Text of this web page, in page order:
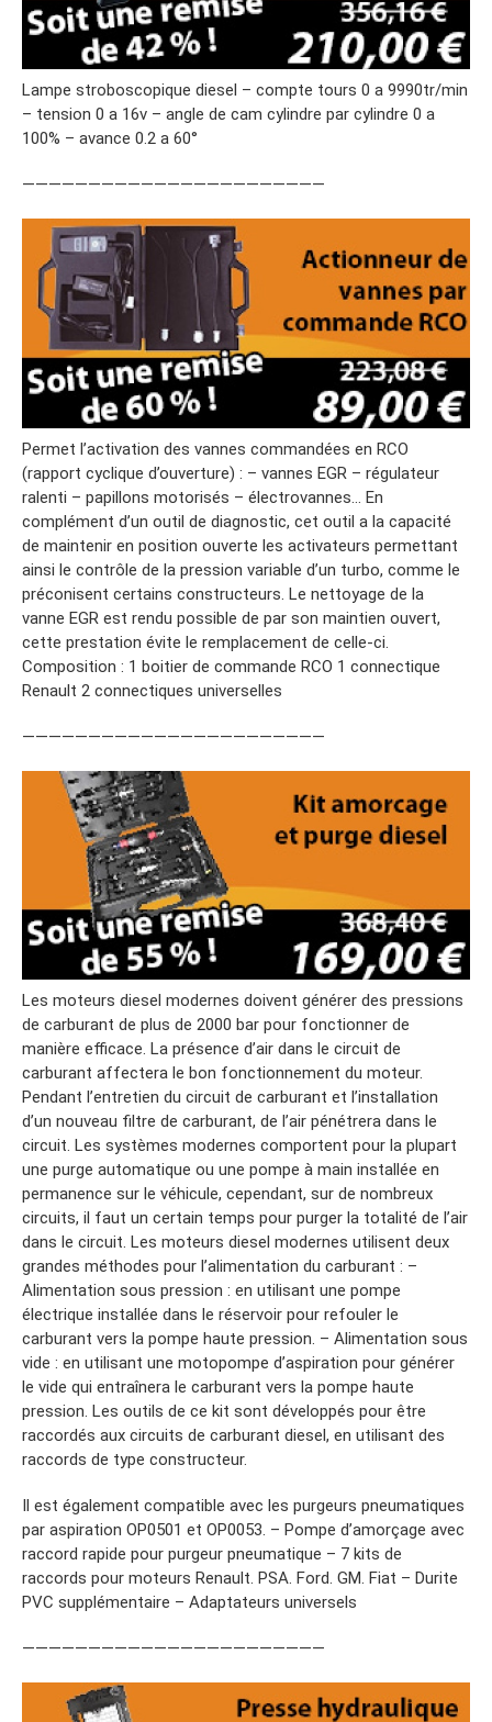
Lampe stroboscopique diesel – compte tours 0 a 9990tr/min
– tension 0 a 16v – angle de cam cylindre par cylindre 0 a
100% – avance 0.2 a 60°
———————————————————————
Permet l’activation des vannes commandées en RCO
(rapport cyclique d’ouverture) : – vannes EGR – régulateur
ralenti – papillons motorisés – électrovannes… En
complément d’un outil de diagnostic, cet outil a la capacité
de maintenir en position ouverte les activateurs permettant
ainsi le contrôle de la pression variable d’un turbo, comme le
préconisent certains constructeurs. Le nettoyage de la
vanne EGR est rendu possible de par son maintien ouvert,
cette prestation évite le remplacement de celle-ci.
Composition : 1 boitier de commande RCO 1 connectique
Renault 2 connectiques universelles
———————————————————————
Les moteurs diesel modernes doivent générer des pressions
de carburant de plus de 2000 bar pour fonctionner de
manière efficace. La présence d’air dans le circuit de
carburant affectera le bon fonctionnement du moteur.
Pendant l’entretien du circuit de carburant et l’installation
d’un nouveau filtre de carburant, de l’air pénétrera dans le
circuit. Les systèmes modernes comportent pour la plupart
une purge automatique ou une pompe à main installée en
permanence sur le véhicule, cependant, sur de nombreux
circuits, il faut un certain temps pour purger la totalité de l’air
dans le circuit. Les moteurs diesel modernes utilisent deux
grandes méthodes pour l’alimentation du carburant : –
Alimentation sous pression : en utilisant une pompe
électrique installée dans le réservoir pour refouler le
carburant vers la pompe haute pression. – Alimentation sous
vide : en utilisant une motopompe d’aspiration pour générer
le vide qui entraînera le carburant vers la pompe haute
pression. Les outils de ce kit sont développés pour être
raccordés aux circuits de carburant diesel, en utilisant des
raccords de type constructeur.
Il est également compatible avec les purgeurs pneumatiques
par aspiration OP0501 et OP0053. – Pompe d’amorçage avec
raccord rapide pour purgeur pneumatique – 7 kits de
raccords pour moteurs Renault. PSA. Ford. GM. Fiat – Durite
PVC supplémentaire – Adaptateurs universels
———————————————————————